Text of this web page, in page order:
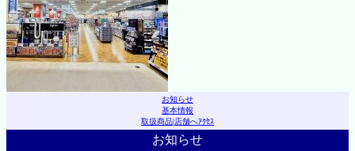
お知らせ
基本情報
取扱商品|店舗へｱｸｾｽ
お知らせ